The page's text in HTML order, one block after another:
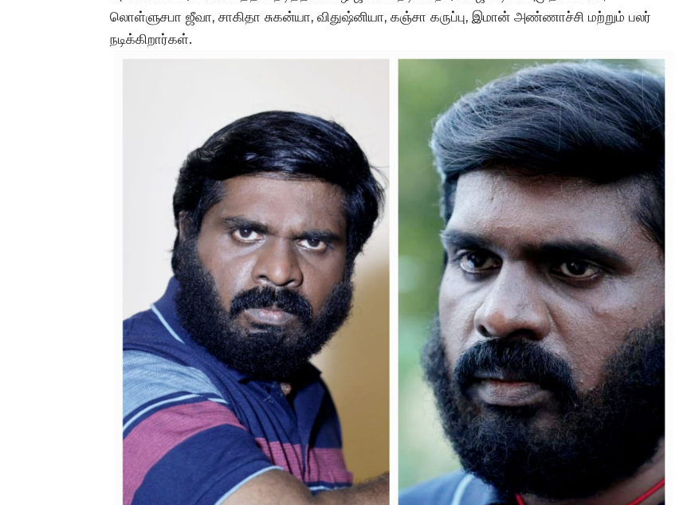
லொள்ளுசபா ஜீவா, சாகிதா சுகன்யா, விதுஷ்னியா, கஞ்சா கருப்பு, இமான் அண்ணாச்சி மற்றும் பலர்
நடிக்கிறார்கள்.